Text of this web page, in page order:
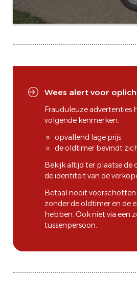
Wees alert voor
Frauduleuze advertenties
volgende kenmerken:
opvallend lage prijs
de oldtimer bevindt
Bekijk altijd ter plaatse
de identiteit van de
Betaal nooit
zonder de oldtimer en de
hebben. Ook niet via een
tussenpersoon.